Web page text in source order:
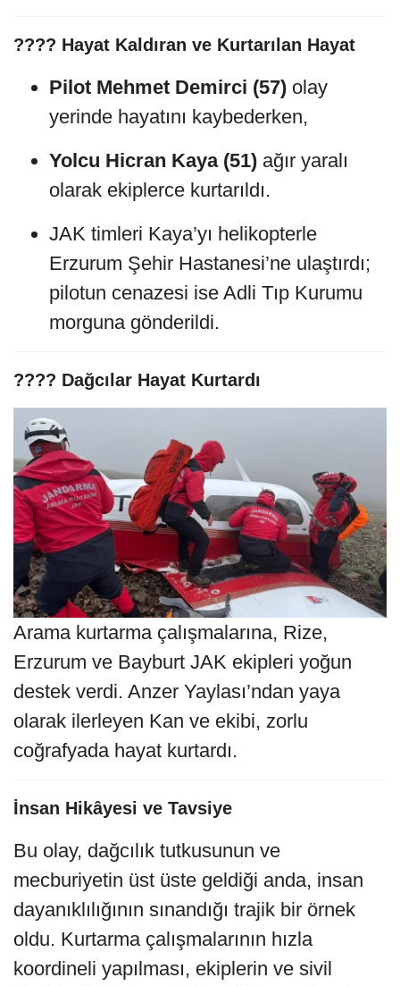
????‍️ Hayat Kaldıran ve Kurtarılan Hayat
Pilot Mehmet Demirci (57) olay
yerinde hayatını kaybederken,
Yolcu Hicran Kaya (51) ağır yaralı
olarak ekiplerce kurtarıldı.
JAK timleri Kaya’yı helikopterle
Erzurum Şehir Hastanesi’ne ulaştırdı;
pilotun cenazesi ise Adli Tıp Kurumu
morguna gönderildi.
‍???? Dağcılar Hayat Kurtardı
Arama kurtarma çalışmalarına, Rize,
Erzurum ve Bayburt JAK ekipleri yoğun
destek verdi. Anzer Yaylası’ndan yaya
olarak ilerleyen Kan ve ekibi, zorlu
coğrafyada hayat kurtardı.
İnsan Hikâyesi ve Tavsiye
Bu olay, dağcılık tutkusunun ve
mecburiyetin üst üste geldiği anda, insan
dayanıklılığının sınandığı trajik bir örnek
oldu. Kurtarma çalışmalarının hızla
koordineli yapılması, ekiplerin ve sivil